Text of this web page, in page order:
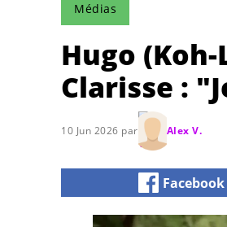
Médias
Hugo
Clarisse :
10 Jun 2026 par Alex V.
Facebook